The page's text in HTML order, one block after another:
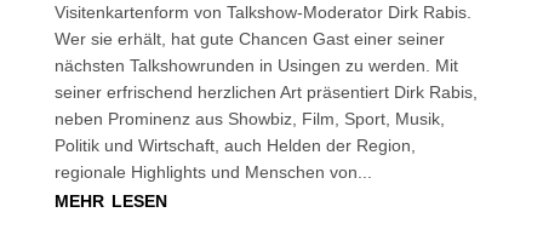
Visitenkartenform von Talkshow-Moderator Dirk Rabis.
Wer sie erhält, hat gute Chancen Gast einer seiner
nächsten Talkshowrunden in Usingen zu werden. Mit
seiner erfrischend herzlichen Art präsentiert Dirk Rabis,
neben Prominenz aus Showbiz, Film, Sport, Musik,
Politik und Wirtschaft, auch Helden der Region,
regionale Highlights und Menschen von...
mehr lesen